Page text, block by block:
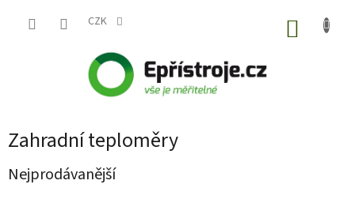
CZK
Zahradní teploměry
Nejprodávanější